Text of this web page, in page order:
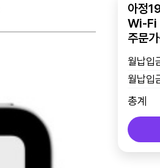
아정
Wi-Fi
주문
월납입
월납입
총계